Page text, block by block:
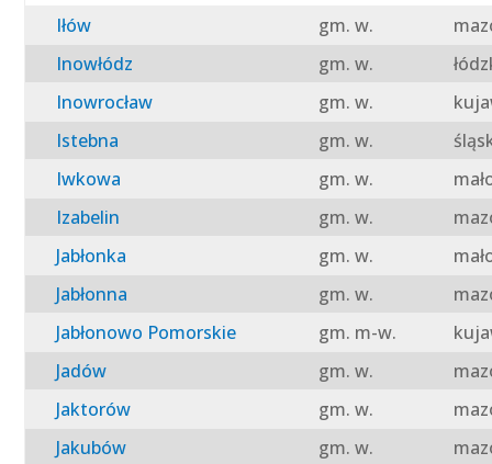
Iłów
gm. w.
Inowłódz
gm. w.
Inowrocław
gm. w.
Istebna
gm. w.
Iwkowa
gm. w.
Izabelin
gm. w.
Jabłonka
gm. w.
Jabłonna
gm. w.
Jabłonowo Pomorskie
gm. m-w.
Jadów
gm. w.
Jaktorów
gm. w.
Jakubów
gm. w.